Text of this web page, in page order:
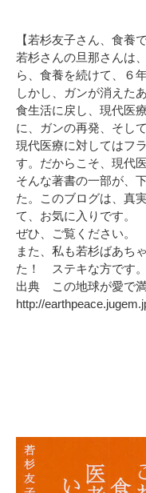
【若杉友子さん、食養
若杉さんの旦那さんは
ら、食養を続けて、６
しかし、ガンが消えた
食生活に戻し、現代医
に、ガンの再発、そして
現代医療に対してはフ
す。だからこそ、現代
そんな著書の一部が、
た。このブログは、真
て、お気に入りです。
ぜひ、ご覧ください。
また、私も若杉ばあち
た！ ステキな方です。
出典 この地球が愛で
http://